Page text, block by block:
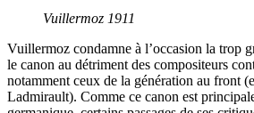
Vuillermoz 1911
Vuillermoz condamne à l’occasion la trop
le canon au détriment des compositeurs
notamment ceux de la génération au front
Ladmirault). Comme ce canon est